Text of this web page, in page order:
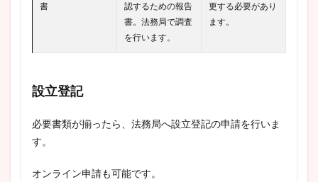
書
認するための報告
書。法務局で調査
を行います。
更する必要があり
ます。
設立登記
必要書類が揃ったら、法務局へ設立登記の申請を行いま
す。
オンライン申請も可能です。